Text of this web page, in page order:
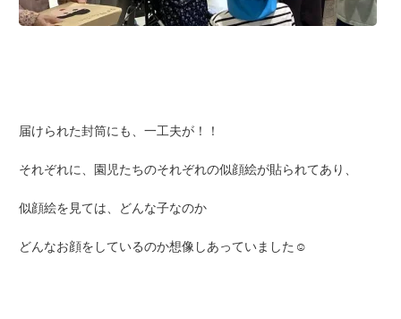
届けられた封筒にも、一工夫が！！
それぞれに、園児たちのそれぞれの似顔絵が貼られてあり、
似顔絵を見ては、どんな子なのか
どんなお顔をしているのか想像しあっていました☺